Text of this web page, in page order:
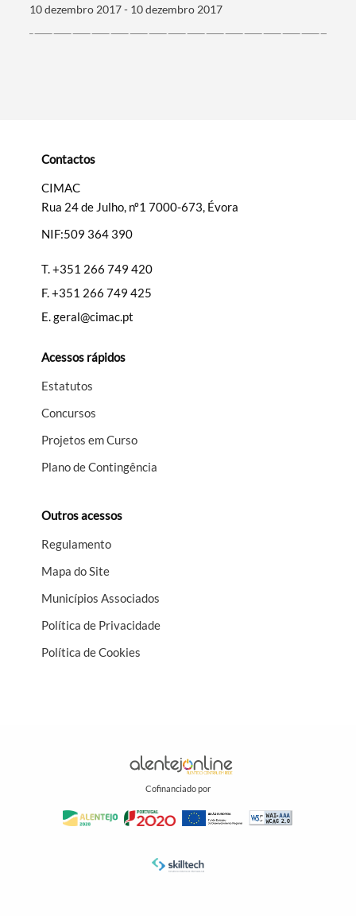
Filtros
10 dezembro 2017 - 10 dezembro 2017
Contactos
CIMAC
Rua 24 de Julho, nº1 7000-673, Évora
NIF:509 364 390
T.+351 266 749 420
F.+351 266 749 425
E.geral@cimac.pt
Acessos rápidos
Estatutos
Concursos
Projetos em Curso
Plano de Contingência
Outros acessos
Regulamento
Mapa do Site
Municípios Associados
Política de Privacidade
Política de Cookies
Cofinanciado por